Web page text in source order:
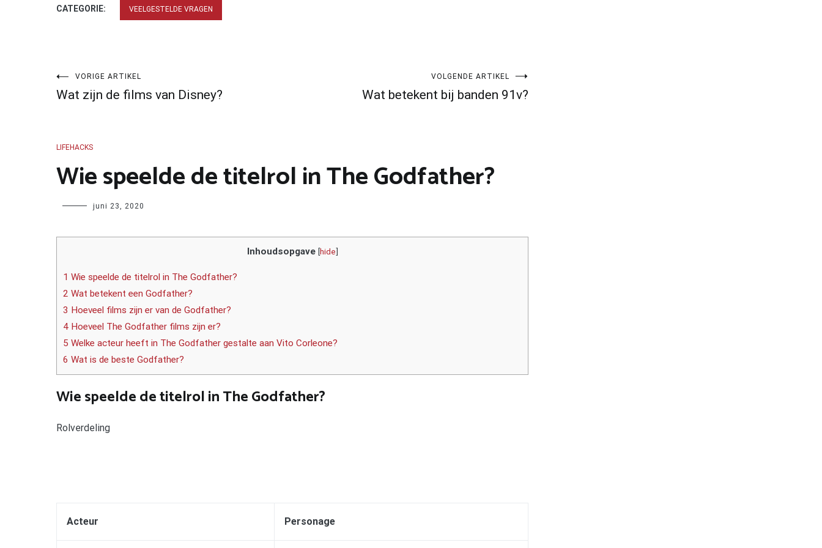
CATEGORIE: VEELGESTELDE VRAGEN
Bericht
navigatie
VORIGE ARTIKEL
Wat zijn de films van Disney?
VOLGENDE ARTIKEL
Wat betekent bij banden 91v?
LIFEHACKS
Wie speelde de titelrol in The Godfather?
Author juni 23, 2020
Inhoudsopgave [hide]
1 Wie speelde de titelrol in The Godfather?
2 Wat betekent een Godfather?
3 Hoeveel films zijn er van de Godfather?
4 Hoeveel The Godfather films zijn er?
5 Welke acteur heeft in The Godfather gestalte aan Vito Corleone?
6 Wat is de beste Godfather?
Wie speelde de titelrol in The Godfather?
Rolverdeling
Acteur Personage